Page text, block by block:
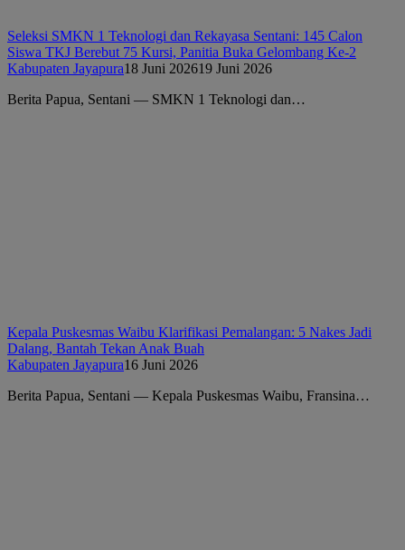
Seleksi SMKN 1 Teknologi dan Rekayasa Sentani: 145 Calon
Siswa TKJ Berebut 75 Kursi, Panitia Buka Gelombang Ke-2
Kabupaten Jayapura18 Juni 202619 Juni 2026
Berita Papua, Sentani — SMKN 1 Teknologi dan…
Kepala Puskesmas Waibu Klarifikasi Pemalangan: 5 Nakes Jadi
Dalang, Bantah Tekan Anak Buah
Kabupaten Jayapura16 Juni 2026
Berita Papua, Sentani — Kepala Puskesmas Waibu, Fransina…